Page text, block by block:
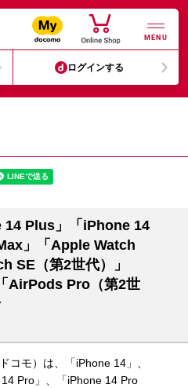
MENU
ログインする
14 Plus」「iPhone 14
」「Apple Watch
SE（第2世代）」
AirPods Pro（第2世
コモ）は、「iPhone 14」、
Pro」、「iPhone 14 Pro